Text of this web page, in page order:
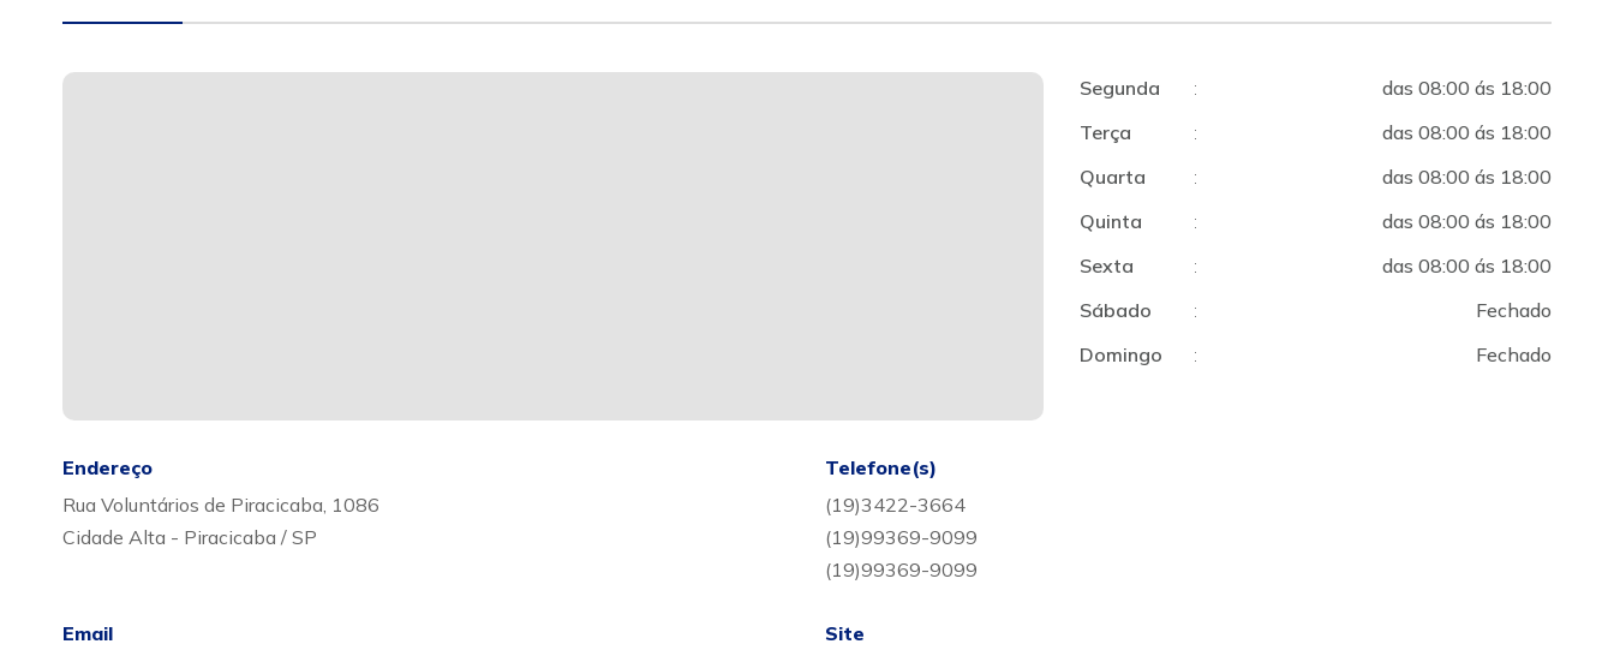
Segunda :
das 08:00 ás 18:00
Terça
:
das 08:00 ás 18:00
Quarta
:
das 08:00 ás 18:00
Quinta
:
das 08:00 ás 18:00
Sexta
:
das 08:00 ás 18:00
Sábado
:
Fechado
Domingo
: Fechado
Endereço
Rua Voluntários de Piracicaba, 1086
Cidade Alta - Piracicaba / SP
Telefone(s)
(19)3422-3664
(19)99369-9099
(19)99369-9099
Email Site